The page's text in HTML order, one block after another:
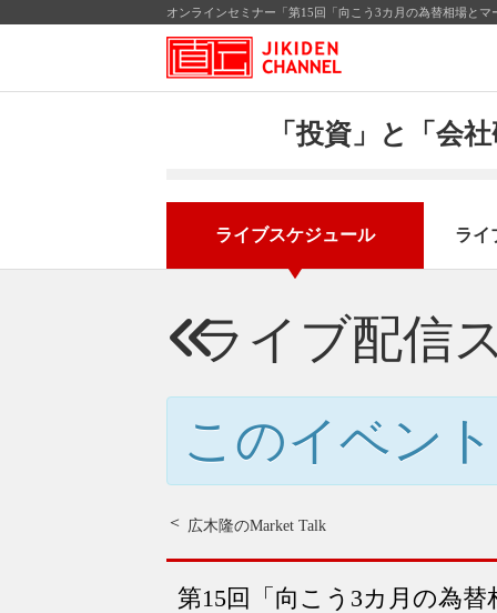
オンラインセミナー「第15回「向こう3カ月の為替相場と
「投資」と「会
ライブスケジュール ライ
ライブ配信
このイベン
広木隆のMarket Talk
第15回「向こう3カ月の為